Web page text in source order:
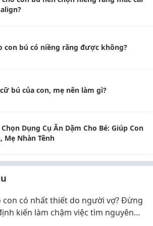
con bú có niềng răng được không?
bú của con, mẹ nên làm gì?
Dụng Cụ Ăn Dặm Cho Bé: Giúp Con
Mẹ Nhàn Tênh
con có nhất thiết do người vợ? Đừng
kiến làm chậm việc tìm nguyên